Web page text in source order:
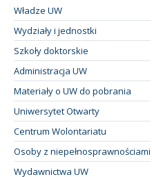
Władze UW
Wydziały i jednostki
Szkoły doktorskie
Administracja UW
Materiały o UW do pobrania
Uniwersytet Otwarty
Centrum Wolontariatu
Osoby z niepełnosprawnościami
Wydawnictwa UW